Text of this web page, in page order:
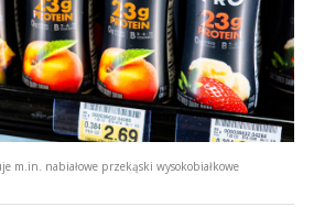
m.in. nabiałowe przekąski wysokobiałkowe